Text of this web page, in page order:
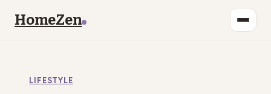
HomeZen
LIFESTYLE